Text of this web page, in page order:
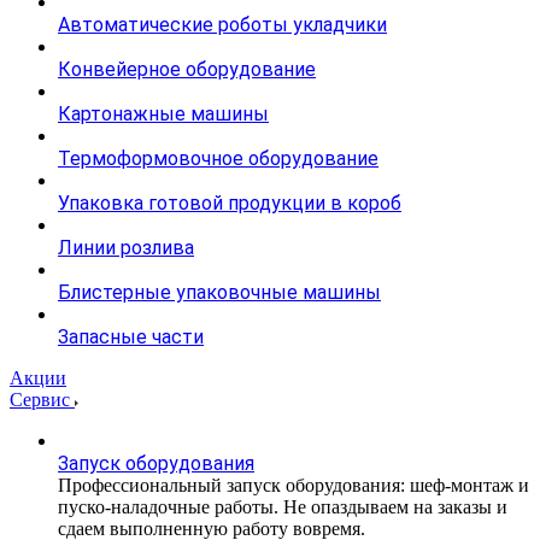
Автоматические роботы укладчики
Конвейерное оборудование
Картонажные машины
Термоформовочное оборудование
Упаковка готовой продукции в короб
Линии розлива
Блистерные упаковочные машины
Запасные части
Акции
Сервис
Запуск оборудования
Профессиональный запуск оборудования: шеф-монтаж и
пуско-наладочные работы. Не опаздываем на заказы и
сдаем выполненную работу вовремя.